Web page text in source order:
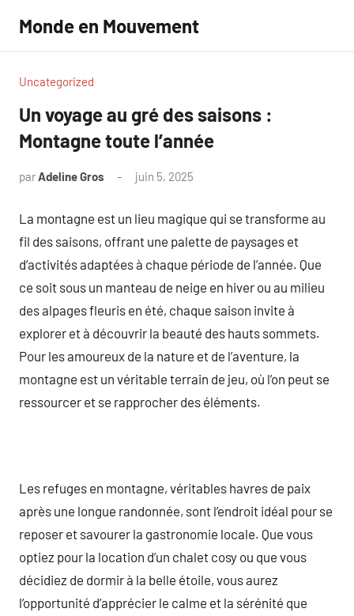
contenu
Monde en Mouvement
Uncategorized
Un voyage au gré des saisons :
Montagne toute l’année
parAdeline Gros juin 5, 2025
La montagne est un lieu magique qui se transforme au
fil des saisons, offrant une palette de paysages et
d’activités adaptées à chaque période de l’année. Que
ce soit sous un manteau de neige en hiver ou au milieu
des alpages fleuris en été, chaque saison invite à
explorer et à découvrir la beauté des hauts sommets.
Pour les amoureux de la nature et de l’aventure, la
montagne est un véritable terrain de jeu, où l’on peut se
ressourcer et se rapprocher des éléments.
Les refuges en montagne, véritables havres de paix
après une longue randonnée, sont l’endroit idéal pour se
reposer et savourer la gastronomie locale. Que vous
optiez pour la location d’un chalet cosy ou que vous
décidiez de dormir à la belle étoile, vous aurez
l’opportunité d’apprécier le calme et la sérénité que